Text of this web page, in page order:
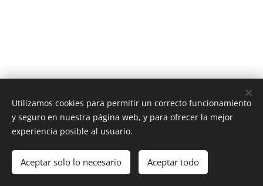
Av. Providencia 1650, Providencia, Región Metropolitana
Contacto Cookies
Utilizamos cookies para permitir un correcto funcionamiento
y seguro en nuestra página web, y para ofrecer la mejor
experiencia posible al usuario.
Aceptar solo lo necesario Aceptar todo